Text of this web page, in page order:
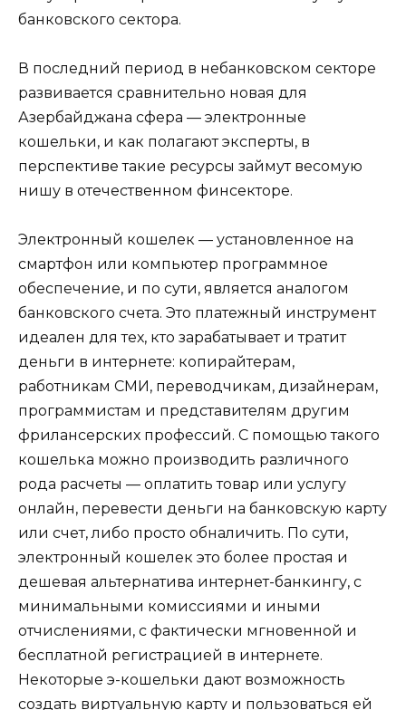
банковского сектора.
В последний период в небанковском секторе
развивается сравнительно новая для
Азербайджана сфера — электронные
кошельки, и как полагают эксперты, в
перспективе такие ресурсы займут весомую
нишу в отечественном финсекторе.
Электронный кошелек — установленное на
смартфон или компьютер программное
обеспечение, и по сути, является аналогом
банковского счета. Это платежный инструмент
идеален для тех, кто зарабатывает и тратит
деньги в интернете: копирайтерам,
работникам СМИ, переводчикам, дизайнерам,
программистам и представителям другим
фрилансерских профессий. С помощью такого
кошелька можно производить различного
рода расчеты — оплатить товар или услугу
онлайн, перевести деньги на банковскую карту
или счет, либо просто обналичить. По сути,
электронный кошелек это более простая и
дешевая альтернатива интернет-банкингу, с
минимальными комиссиями и иными
отчислениями, с фактически мгновенной и
бесплатной регистрацией в интернете.
Некоторые э-кошельки дают возможность
создать виртуальную карту и пользоваться ей